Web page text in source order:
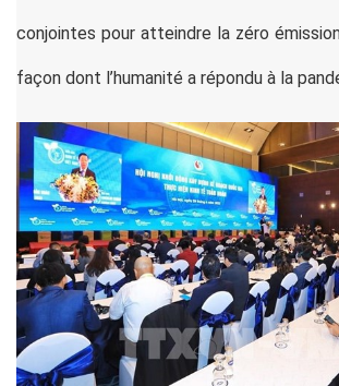
conjointes pour atteindre la zéro
façon dont l’humanité a répondu à la